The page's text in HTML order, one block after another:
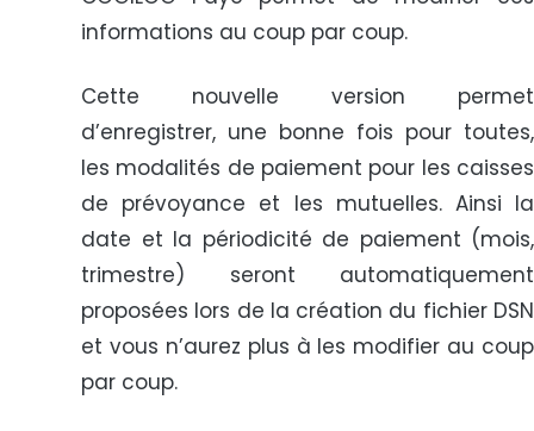
informations au coup par coup.
Cette nouvelle version permet
d’enregistrer, une bonne fois pour toutes,
les modalités de paiement pour les caisses
de prévoyance et les mutuelles. Ainsi la
date et la périodicité de paiement (mois,
trimestre) seront automatiquement
proposées lors de la création du fichier DSN
et vous n’aurez plus à les modifier au coup
par coup.